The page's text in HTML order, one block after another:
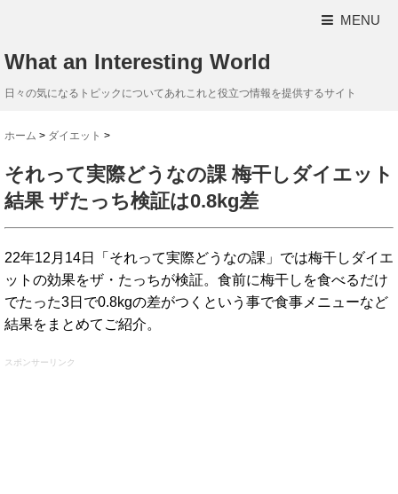
MENU
What an Interesting World
日々の気になるトピックについてあれこれと役立つ情報を提供するサイト
ホーム > ダイエット >
それって実際どうなの課 梅干しダイエット
結果 ザたっち検証は0.8kg差
22年12月14日「それって実際どうなの課」では梅干しダイエ
ットの効果をザ・たっちが検証。食前に梅干しを食べるだけ
でたった3日で0.8kgの差がつくという事で食事メニューなど
結果をまとめてご紹介。
スポンサーリンク